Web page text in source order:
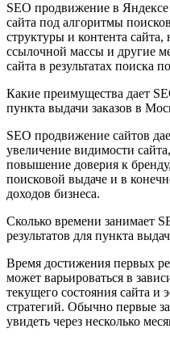
SEO продвижение в
сайта под алгоритмы
структуры и контента
ссылочной массы и другие
сайта в результатах поиска
Какие преимущества дает
пункта выдачи заказов в
SEO продвижение сайтов
увеличение видимости
повышение доверия к
поисковой выдаче и в
доходов бизнеса.
Сколько времени занимает
результатов для пункта
Время достижения первых
может варьироваться в
текущего состояния сайта
стратегий. Обычно первые
увидеть через несколько